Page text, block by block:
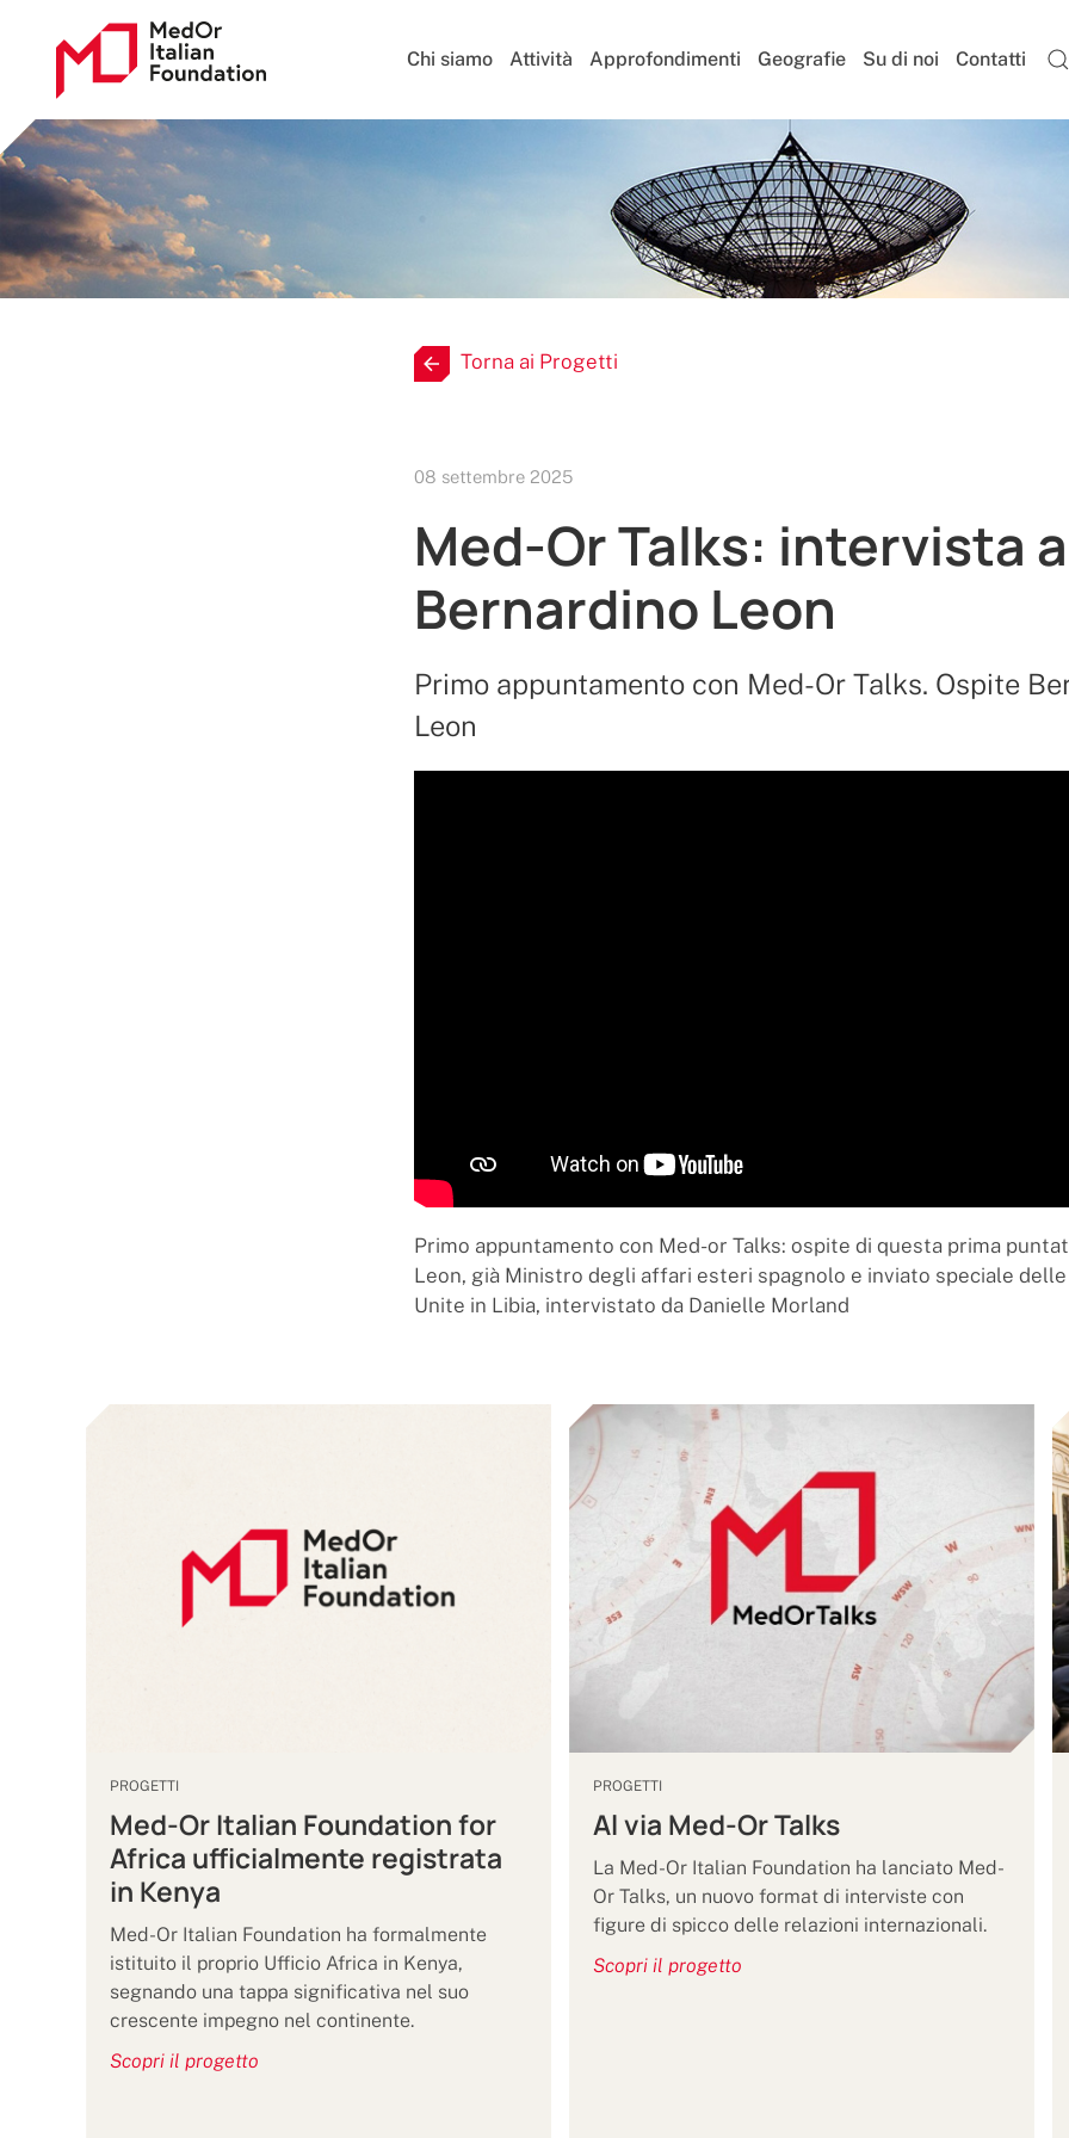
Chi siamo Attività Approfondimenti Geografie Su di noi Contatti
Torna ai Progetti
08 settembre 2025
Med-Or Talks: intervista a
Bernardino Leon
Primo appuntamento con Med-Or Talks. Ospite
Leon
Primo appuntamento con Med-or Talks: ospite di questa prima
Leon, già Ministro degli affari esteri spagnolo e inviato speciale delle
Unite in Libia, intervistato da Danielle Morland
PROGETTI
Med-Or Italian Foundation for
Africa ufficialmente registrata
in Kenya
Med-Or Italian Foundation ha formalmente
istituito il proprio Ufficio Africa in Kenya,
segnando una tappa significativa nel suo
crescente impegno nel continente.
Scopri il progetto
PROGETTI
Al via Med-Or Talks
La Med-Or Italian Foundation ha lanciato Med-
Or Talks, un nuovo format di interviste con
figure di spicco delle relazioni internazionali.
Scopri il progetto